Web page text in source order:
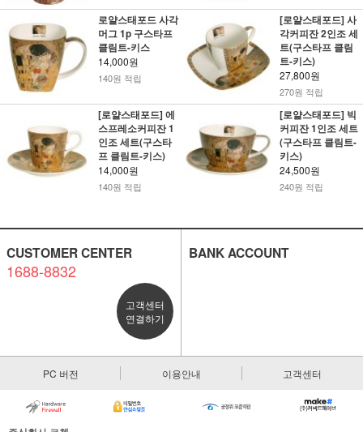
로얄스태포드 사각
머그 1p 구스타프
클림트-키스
14,000원
140원 적립
[로얄스태포드] 사
각커피잔 2인조 세
트(구스타프 클림
트-키스)
27,800원
270원 적립
[로얄스태포드] 에
스프레소커피잔 1
인조 세트(구스타
프 클림트-키스)
14,000원
140원 적립
[로얄스태포드] 빅
커피잔 1인조 세트
(구스타프 클림트-
키스)
24,500원
240원 적립
CUSTOMER CENTER
1688-8832
고객센터
연결하기
BANK ACCOUNT
PC 버전 이용안내 고객센터